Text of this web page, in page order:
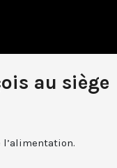
au siège
l’alimentation.